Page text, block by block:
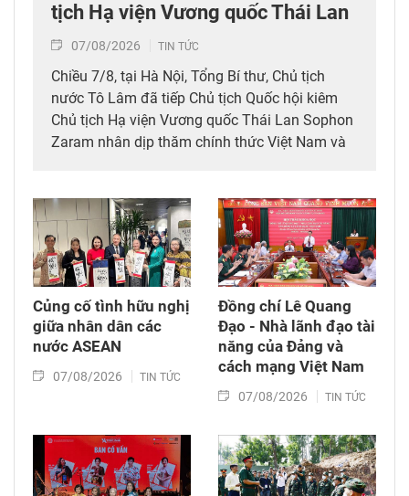
tịch Hạ viện Vương quốc Thái Lan
07/08/2026 TIN TỨC
Chiều 7/8, tại Hà Nội, Tổng Bí thư, Chủ tịch
nước Tô Lâm đã tiếp Chủ tịch Quốc hội kiêm
Chủ tịch Hạ viện Vương quốc Thái Lan Sophon
Zaram nhân dịp thăm chính thức Việt Nam và
(6/8/1976 – 6/8/2026).
Củng cố tình hữu nghị
giữa nhân dân các
nước ASEAN
07/08/2026 TIN TỨC
Đồng chí Lê Quang
Đạo - Nhà lãnh đạo tài
năng của Đảng và
cách mạng Việt Nam​
07/08/2026 TIN TỨC